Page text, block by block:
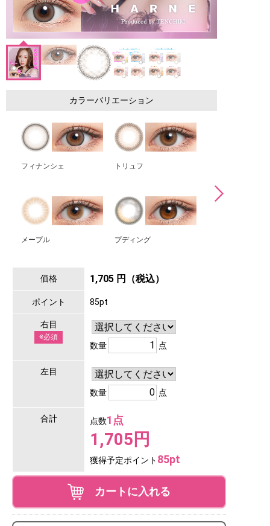
カラーバリエーション
フィナンシェ トリュフ
メープル プディング
価格 1,705 円（税込）
ポイント 85pt
右目
※必須
数量 点
左目
数量 点
合計 点数1点
1,705円
獲得予定ポイント 85pt
カートに入れる